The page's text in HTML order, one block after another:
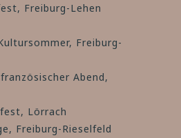
Freiburg-Lehen
Freiburg-
Abend,
Lörrach
Freiburg-Rieselfeld